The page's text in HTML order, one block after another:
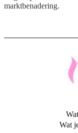
marktbenadering.
Wat